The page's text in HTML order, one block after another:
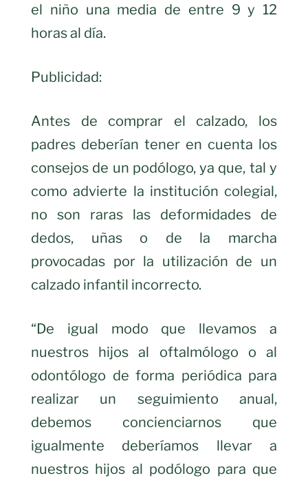
el niño una media de entre 9 y 12
horas al día.
Publicidad:
Antes de comprar el calzado, los
padres deberían tener en cuenta los
consejos de un podólogo, ya que, tal y
como advierte la institución colegial,
no son raras las deformidades de
dedos, uñas o de la marcha
provocadas por la utilización de un
calzado infantil incorrecto.
“De igual modo que llevamos a
nuestros hijos al oftalmólogo o al
odontólogo de forma periódica para
realizar un seguimiento anual,
debemos concienciarnos que
igualmente deberíamos llevar a
nuestros hijos al podólogo para que